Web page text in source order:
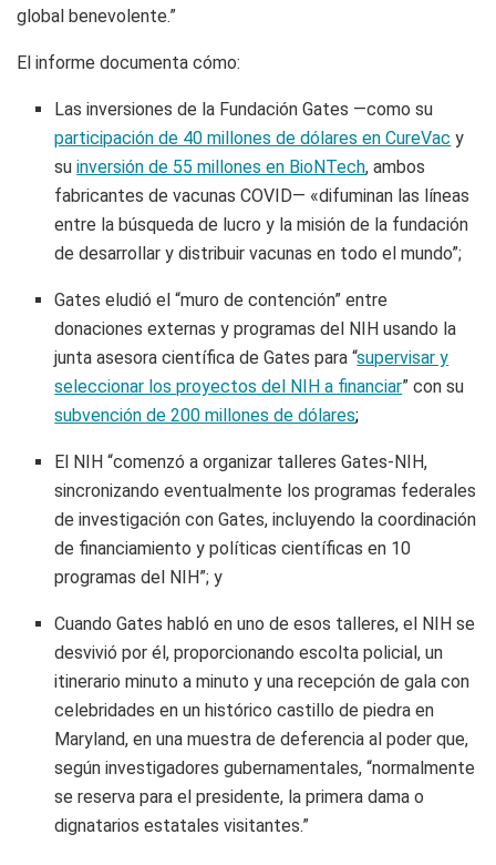
global benevolente.”
El informe documenta cómo:
Las inversiones de la Fundación Gates —como su
participación de 40 millones de dólares en CureVac y
suinversión de 55 millones en BioNTech, ambos
fabricantes de vacunas COVID— «difuminan las líneas
entre la búsqueda de lucro y la misión de la fundación
de desarrollar y distribuir vacunas en todo el mundo”;
Gates eludió el “muro de contención” entre
donaciones externas y programas del NIH usando la
junta asesora científica de Gates para “supervisar y
seleccionar los proyectos del NIH a financiar” con su
subvención de 200 millones de dólares;
El NIH “comenzó a organizar talleres Gates-NIH,
sincronizando eventualmente los programas federales
de investigación con Gates, incluyendo la coordinación
de financiamiento y políticas científicas en 10
programas del NIH”; y
Cuando Gates habló en uno de esos talleres, el NIH se
desvivió por él, proporcionando escolta policial, un
itinerario minuto a minuto y una recepción de gala con
celebridades en un histórico castillo de piedra en
Maryland, en una muestra de deferencia al poder que,
según investigadores gubernamentales, “normalmente
se reserva para el presidente, la primera dama o
dignatarios estatales visitantes.”